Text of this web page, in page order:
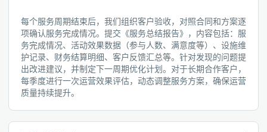
每个服务周期结束后，我们组织客户验收，对照合同和方案逐
项确认服务完成情况。提交《服务总结报告》，内容包括：服
务完成情况、活动效果数据（参与人数、满意度等）、设施维
护记录、财务结算明细、客户反馈汇总等。针对发现的问题提
出改进建议，并制定下一周期优化计划。对于长期合作客户，
每季度进行一次运营效果评估，动态调整服务方案，确保运营
质量持续提升。